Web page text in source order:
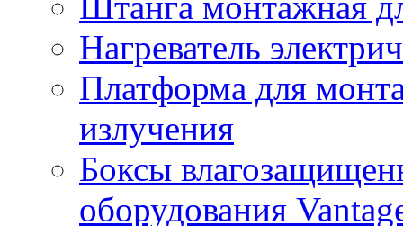
Нагреватель
Платформа для
излучения
Боксы
оборудования